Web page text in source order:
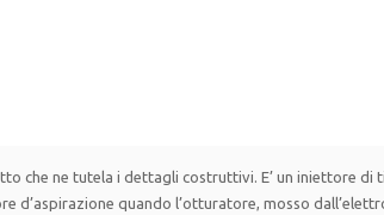
che ne tutela i dettagli costruttivi. E’ un iniettore
quando l’otturatore, mosso